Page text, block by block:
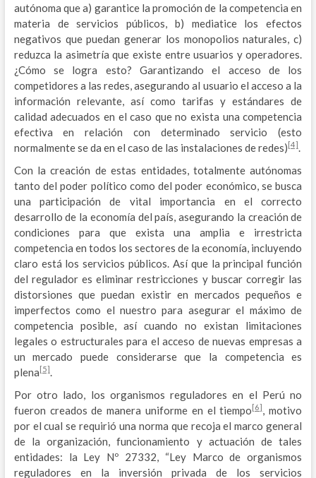
autónoma que a) garantice la promoción de la competencia en
materia de servicios públicos, b) mediatice los efectos
negativos que puedan generar los monopolios naturales, c)
reduzca la asimetría que existe entre usuarios y operadores.
¿Cómo se logra esto? Garantizando el acceso de los
competidores a las redes, asegurando al usuario el acceso a la
información relevante, así como tarifas y estándares de
calidad adecuados en el caso que no exista una competencia
efectiva en relación con determinado servicio (esto
normalmente se da en el caso de las instalaciones de redes) [4].
Con la creación de estas entidades, totalmente autónomas
tanto del poder político como del poder económico, se busca
una participación de vital importancia en el correcto
desarrollo de la economía del país, asegurando la creación de
condiciones para que exista una amplia e irrestricta
competencia en todos los sectores de la economía, incluyendo
claro está los servicios públicos. Así que la principal función
del regulador es eliminar restricciones y buscar corregir las
distorsiones que puedan existir en mercados pequeños e
imperfectos como el nuestro para asegurar el máximo de
competencia posible, así cuando no existan limitaciones
legales o estructurales para el acceso de nuevas empresas a
un mercado puede considerarse que la competencia es
plena [5].
Por otro lado, los organismos reguladores en el Perú no
fueron creados de manera uniforme en el tiempo [6], motivo
por el cual se requirió una norma que recoja el marco general
de la organización, funcionamiento y actuación de tales
entidades: la Ley Nº 27332, “Ley Marco de organismos
reguladores en la inversión privada de los servicios